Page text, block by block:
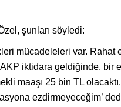
şunları söyledi:
mücadeleleri var. Rahat
iktidara geldiğinde, bir
maaşı 25 bin TL
ezdirmeyeceğim’